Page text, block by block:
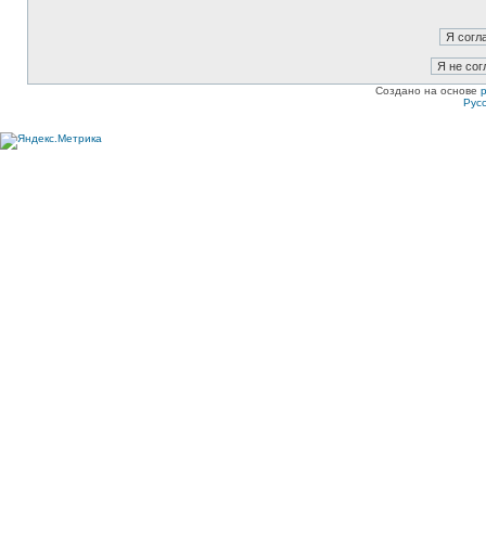
Создано на основе